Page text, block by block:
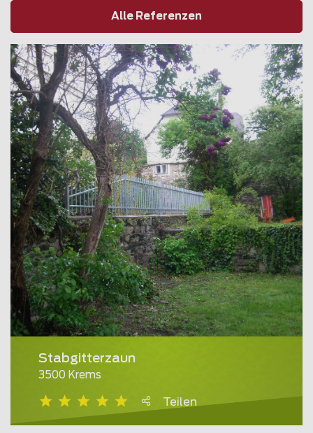
Alle Referenzen
Stabgitterzaun
3500 Krems
Teilen